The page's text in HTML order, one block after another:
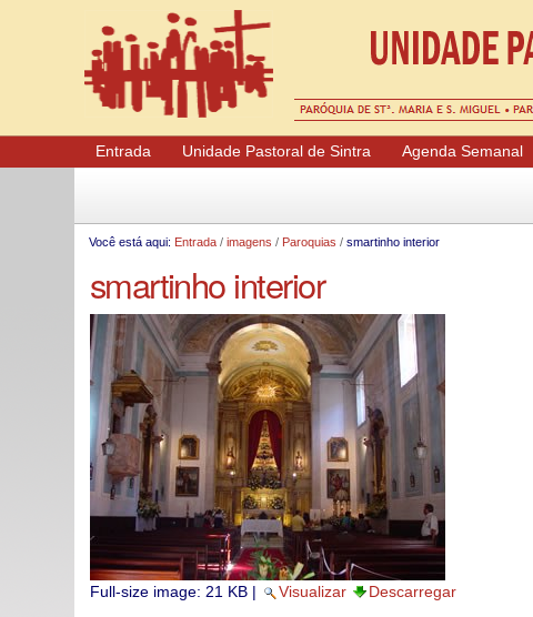
Entrada Unidade Pastoral de Sintra Agenda Semanal
Você está aqui: Entrada / imagens / Paroquias / smartinho interior
smartinho interior
Full-size image: 21 KB| Visualizar Descarregar